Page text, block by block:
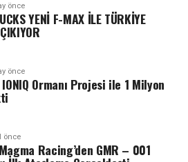
önce
YENİ F-MAX İLE TÜRKİYE
önce
Ormanı Projesi ile 1 Milyon
önce
Racing’den GMR – 001